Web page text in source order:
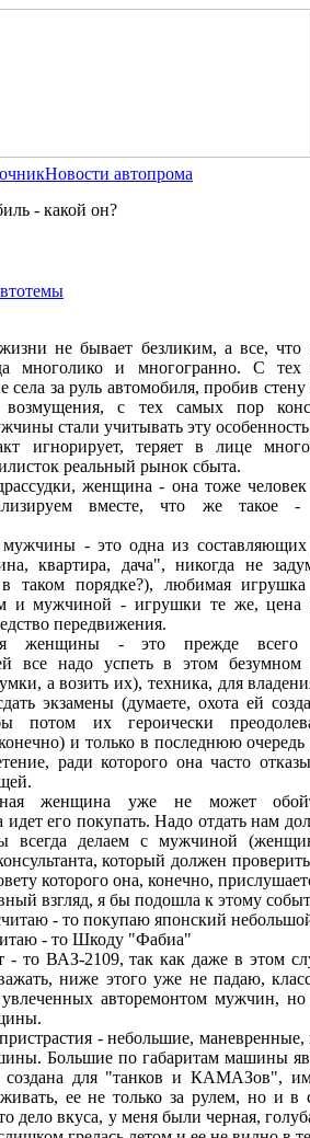
Новости автопрома
- какой он?
не бывает безликим, а все, что
многолико и многогранно. С тех
за руль автомобиля, пробив
с тех самых пор
стали учитывать эту
игнорирует, теряет в лице
реальный рынок сбыта.
женщина - она тоже человек
вместе, что же такое -
- это одна из составляющих
квартира, дача", никогда не
таком порядке?), любимая игрушка
и мужчиной - игрушки те же, цена
передвижения.
женщины - это прежде всего
все надо успеть в этом
а возить их), техника, для
экзамены (думаете, охота ей
потом их героически
и только в последнюю очередь
ради которого она часто
женщина уже не может
идет его покупать. Надо отдать нам
всегда делаем с мужчиной
который должен
которого она, конечно,
взгляд, я бы подошла к этому
- то покупаю японский
- то Шкоду "Фабиа"
- то ВАЗ-2109, так как даже в этом
ниже этого уже не падаю,
увлеченных авторемонтом мужчин,
- небольшие, маневренные,
Большие по габаритам машины
для "танков и КАМАЗов",
ее не только за рулем, но и в
дело вкуса, у меня были черная,